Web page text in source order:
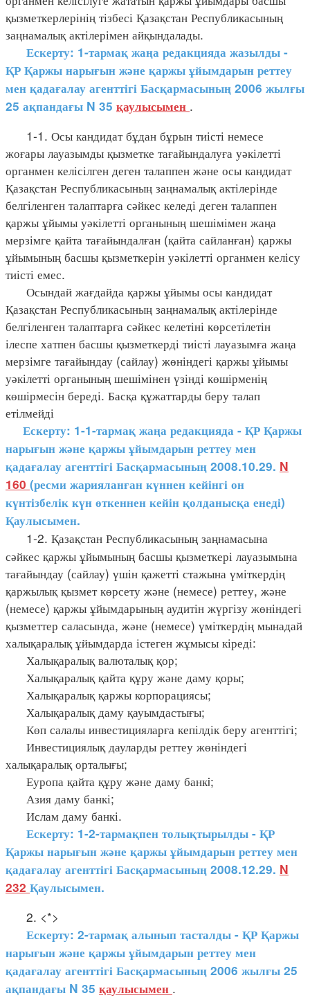
қызметкерлерінің тізбесі Қазақстан Республикасының
заңнамалық актілерімен айқындалады.
Ескерту: 1-тармақ жаңа редакцияда жазылды -
ҚР Қаржы нарығын және қаржы ұйымдарын реттеу
мен қадағалау агенттігі Басқармасының 2006 жылғы
25 ақпандағы N 35 қаулысымен .
1-1. Осы кандидат бұдан бұрын тиісті немесе
жоғары лауазымды қызметке тағайындалуға уәкілетті
органмен келісілген деген талаппен және осы кандидат
Қазақстан Республикасының заңнамалық актілерінде
белгіленген талаптарға сәйкес келеді деген талаппен
қаржы ұйымы уәкілетті органының шешімімен жаңа
мерзімге қайта тағайындалған (қайта сайланған) қаржы
ұйымының басшы қызметкерін уәкілетті органмен келісу
тиісті емес.
Осындай жағдайда қаржы ұйымы осы кандидат
Қазақстан Республикасының заңнамалық актілерінде
белгіленген талаптарға сәйкес келетіні көрсетілетін
ілеспе хатпен басшы қызметкерді тиісті лауазымға жаңа
мерзімге тағайындау (сайлау) жөніндегі қаржы ұйымы
уәкілетті органының шешімінен үзінді көшірменің
көшірмесін береді. Басқа құжаттарды беру талап
етілмейді
Ескерту: 1-1-тармақ жаңа редакцияда - ҚР Қаржы
нарығын және қаржы ұйымдарын реттеу мен
қадағалау агенттігі Басқармасының 2008.10.29. N
160 (ресми жарияланған күннен кейінгі он
күнтізбелік күн өткеннен кейін қолданысқа енеді)
Қаулысымен.
1-2. Қазақстан Республикасының заңнамасына
сәйкес қаржы ұйымының басшы қызметкері лауазымына
тағайындау (сайлау) үшін қажетті стажына үміткердің
қаржылық қызмет көрсету және (немесе) реттеу, және
(немесе) қаржы ұйымдарының аудитін жүргізу жөніндегі
қызметтер саласында, және (немесе) үміткердің мынадай
халықаралық ұйымдарда істеген жұмысы кіреді:
Халықаралық валюталық қор;
Халықаралық қайта құру және даму қоры;
Халықаралық қаржы корпорациясы;
Халықаралық даму қауымдастығы;
Көп салалы инвестицияларға кепілдік беру агенттігі;
Инвестициялық дауларды реттеу жөніндегі
халықаралық орталығы;
Еуропа қайта құру және даму банкi;
Азия даму банкі;
Ислам даму банкі.
Ескерту: 1-2-тармақпен толықтырылды - ҚР
Қаржы нарығын және қаржы ұйымдарын реттеу мен
қадағалау агенттігі Басқармасының 2008.12.29. N
232 Қаулысымен.
2. <*>
Ескерту: 2-тармақ алынып тасталды - ҚР Қаржы
нарығын және қаржы ұйымдарын реттеу мен
қадағалау агенттігі Басқармасының 2006 жылғы 25
ақпандағы N 35 қаулысымен .